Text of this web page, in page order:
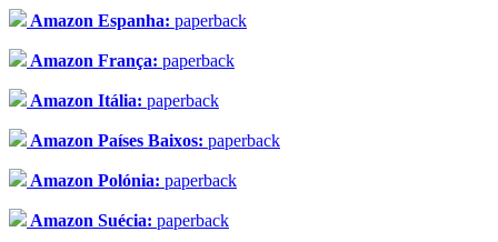
Amazon Espanha: paperback
Amazon França: paperback
Amazon Itália: paperback
Amazon Países Baixos: paperback
Amazon Polónia: paperback
Amazon Suécia: paperback